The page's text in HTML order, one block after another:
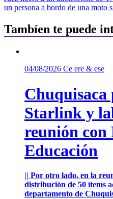
de
un persona a bordo de una moto
Tambíen te puede
04/08/2026 Ce ere & ese
Chuquisaca
Starlink y
reunión
Educación
|| Por otro lado, en la
distribución de 50 ítems
departamento de